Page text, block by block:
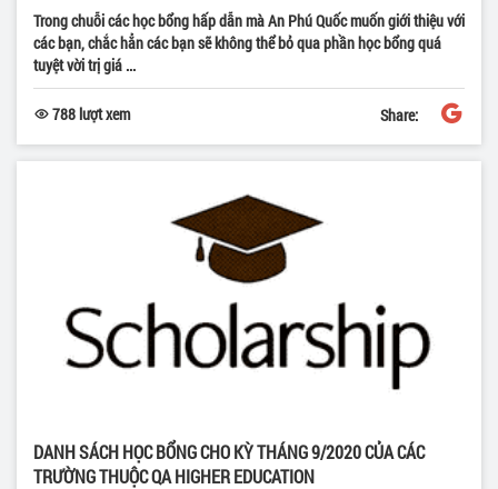
Trong chuỗi các học bổng hấp dẫn mà An Phú Quốc muốn giới thiệu với
các bạn, chắc hẳn các bạn sẽ không thể bỏ qua phần học bổng quá
tuyệt vời trị giá ...
788 lượt xem Share:
DANH SÁCH HỌC BỔNG CHO KỲ THÁNG 9/2020 CỦA CÁC
TRƯỜNG THUỘC QA HIGHER EDUCATION